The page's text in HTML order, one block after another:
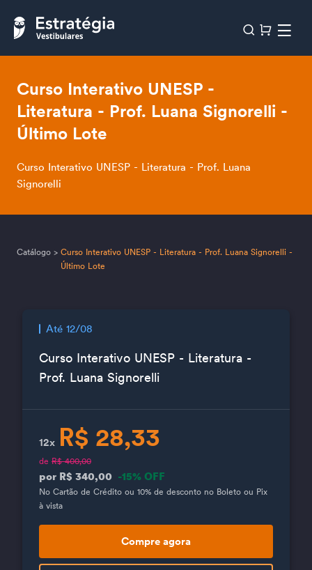
Curso Interativo UNESP -
Literatura - Prof. Luana Signorelli -
Último Lote
Curso Interativo UNESP - Literatura - Prof. Luana
Signorelli
Catálogo > Curso Interativo UNESP - Literatura - Prof. Luana Signorelli -
Último Lote
Até 12/08
Curso Interativo UNESP - Literatura -
Prof. Luana Signorelli
12x R$ 28,33
de R$ 400,00
por R$ 340,00 -15% OFF
No Cartão de Crédito ou 10% de desconto no Boleto ou Pix
à vista
Compre agora